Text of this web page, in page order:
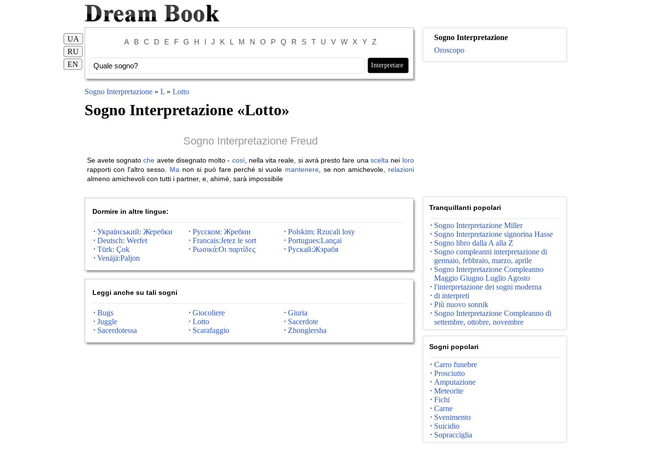
A B C D E F G H I J K L M N O P Q R S T U V W X Y Z
UA
RU
EN
Sogno Interpretazione » L» Lotto
Sogno Interpretazione «Lotto»
Sogno Interpretazione Freud
Se avete sognatoche avete disegnato molto - così , nella vita reale, si avrà presto fare una scelta nei loro
rapporti con l'altro sesso. Ma non si può fare perché si vuole mantenere , se non amichevole, relazioni
almeno amichevoli con tutti i partner, e, ahimè, sarà impossibile
Dormire in altre lingue:
Український: Жеребки Русском: Жребии
Polskim: Rzucali losy
Deutsch: Werfet
Francais:Jetez le sort
Portugues:Lançai
Türk: Çok
Ρωσικά:Οι παρτίδες
Рускай:Жэрабя
Venäjä:Paljon
Leggi anche su tali sogni
Bugs Giocoliere
Giuria
Juggle
Lotto
Sacerdote
Sacerdotessa
Scarafaggio Zhonglersha
Sogno Interpretazione
Oroscopo
Tranquillanti popolari
Sogno Interpretazione Miller
Sogno Interpretazione signorina Hasse
Sogno libro dalla A alla Z
Sogno compleanni interpretazione di
gennaio, febbraio, marzo, aprile
Sogno Interpretazione Compleanno
Maggio Giugno Luglio Agosto
l'interpretazione dei sogni moderna
di interpreti
Più nuovo sonnik
Sogno Interpretazione Compleanno di
settembre, ottobre, novembre
Sogni popolari
Carro funebre
Prosciutto
Amputazione
Meteorite
Fichi
Carne
Svenimento
Suicidio
Sopracciglia